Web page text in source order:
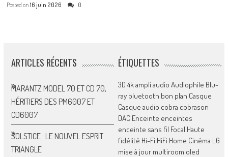
Posted on16 juin 2026 0
ARTICLES RÉCENTS
MARANTZ MODEL 70 ET CD 70,
HÉRITIERS DES PM6007 ET
CD6007
SOLSTICE : LE NOUVEL ESPRIT
TRIANGLE
ÉTIQUETTES
3D 4kampli audio Audiophile Blu-
ray bluetooth bon plan Casque
Casque audio cobra cobrason
DAC Enceinte enceintes
enceinte sans fil Focal Haute
fidélité Hi-Fi HiFi Home Cinéma LG
mise à jour multiroom oled